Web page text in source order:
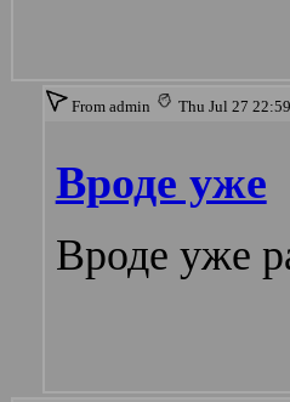
From admin Thu Jul 27
Вроде уже
Вроде уже